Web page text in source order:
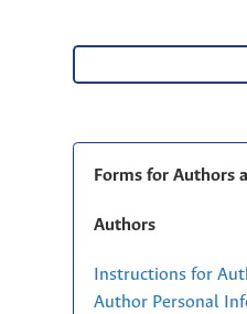
Forms for Authors
Authors
Instructions for
Author Personal